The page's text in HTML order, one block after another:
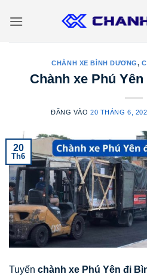
qua
CHÀNH XE BÌNH DƯƠNG,
Chành xe Phú
ĐĂNG VÀO20 THÁNG 6,
20
Th6
Tuyến chành xe Phú Yên đi